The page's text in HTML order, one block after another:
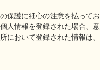
保護に細心の注意を払って
情報を登録された場合、
において登録された情報は